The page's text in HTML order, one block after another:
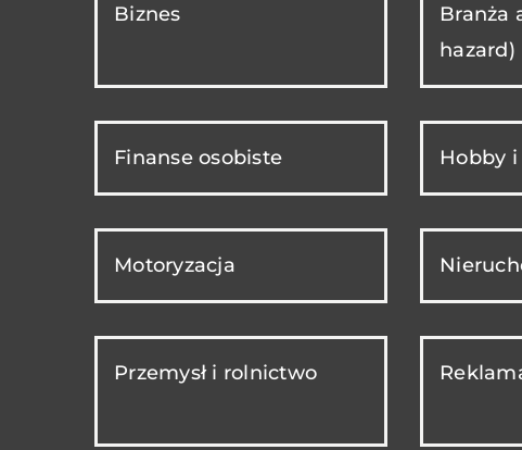
Biznes
Branża
hazard)
Finanse osobiste Hobby
Motoryzacja
Przemysł i rolnictwo